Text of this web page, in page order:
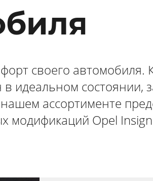
своего
идеальном состоянии,
ассортименте
модификаций Opel